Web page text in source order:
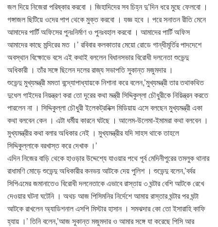
জল দিয়ে নিজেরা পরিষ্কার করবো । জিহাদিদের সব চিহ্ন দু’দিন ধরে মুছে ফেলবো ।
গঙ্গাজল ছিটিয়ে ওদের পাপ থেকে মুক্ত করবো । যজ্ঞ হবে । পরে সনাতন রীতি মেনে
আমাদের পার্টি অফিসের পুনঃনির্মাণ ও পুনঃবহাল করবো । আমাদের পার্টি অফিস
আমাদের কাছে মন্দিরের মত ।’ রবিবার কলকাতার মেয়ো রোডে গান্ধীমূর্তির পাদদেশে
অবস্থান বিক্ষোভে বসে এই কথাই বললেন বিধানসভার বিরোধী দলনেতা শুভেন্দু
অধিকারী । তাঁর সঙ্গে ছিলেন দলের রাজ্য সভাপতি সুকান্ত মজুমদার ।
শুভেন্দু মুখ্যমন্ত্রী মমতা বন্দ্যোপাধ্যায়কে নিশানা করে বলেন,’মুখ্যমন্ত্রী তার তথাকথিত
দুধেল গাইদের নিয়ন্ত্রণ করা তো দূরের কথা মন্ত্রী সিদ্দিকুল্লা চৌধুরীকে নিয়িন্ত্রন করতে
পারলেন না । সিদ্দিকুল্লা চৌধুরী ইলেকট্রনিক্স মিডিয়ায় এসে বলছেন মুখ্যমন্ত্রী একা
কথা বলবেন কেন । এটা ধর্মীয় কারনে ঘটছে । আলেম-উলেমা-ইমামরা কথা বলবেন ।
মুখ্যমন্ত্রীর কথা বলার অধিকার নেই । মুখ্যমন্ত্রীর যদি সাহস থাকে তাহলে
সিদ্দিকুল্লাকে বরখাস্ত করে দেখাক ।’
এদিন নিজের বাড়ি থেকে হাওড়ার উদ্দেশ্যে যাওয়ার পথে পূর্ব মেদিনীপুরের তমলুক থানার
রাধামণি মোড়ে শুভেন্দু অধিকারীর কনভয় আটকে দেয় পুলিশ । শুভেন্দু বলেন,’বর্বর
সিপিএমের জমানাতেও বিরোধী দলনেতাকে এভাবে রাস্তায় ৩ ঘন্টার বেশি আটকে রেখে
দেওয়ার ঘটনা ঘটেনি । অথচ আজ পিসিমনির নির্দেশে আমায় রাস্তার ঘন্টার পর ঘন্টা
আটকে রাখলেন অ্যাডিশনাল এসপি মিস্টার হাসান । সমঝদার কো তো ইসারাহি কাফি
হ্যায় ।’ তিনি বলেন,’আজ সুকান্ত মজুমদার ও আমার সঙ্গে যা করেছে পিসি আর